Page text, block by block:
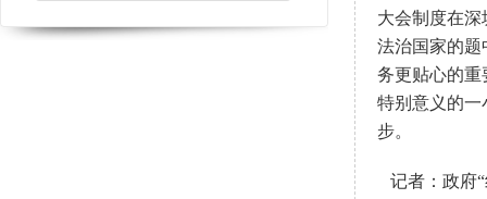
大会制度在
法治国家的题
务更贴心的重
特别意义的一
步。
记者：政府